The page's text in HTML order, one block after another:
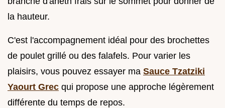
la hauteur.
C'est l'accompagnement idéal pour des brochettes
de poulet grillé ou des falafels. Pour varier les
plaisirs, vous pouvez essayer ma Sauce Tzatziki
Yaourt Grec qui propose une approche légèrement
différente du temps de repos.